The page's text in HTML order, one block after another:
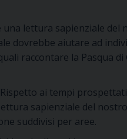
una lettura sapienziale del
dovrebbe aiutare ad
raccontare la Pasqua di
ai tempi
sapienziale del
suddivisi per aree.